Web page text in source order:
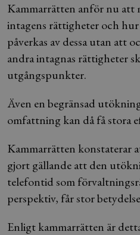
Kammarrätten anför nu att
intagens rättigheter och
påverkas av dessa utan att
andra intagnas rättigheter
utgångspunkter.
Även en begränsad
omfattning kan då få stora
Kammarrätten konstaterar
gjort gällande att den
telefontid som
perspektiv, får stor
Enligt kammarrätten är